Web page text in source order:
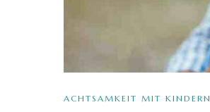
ACHTSAMKEIT MIT KINDERN